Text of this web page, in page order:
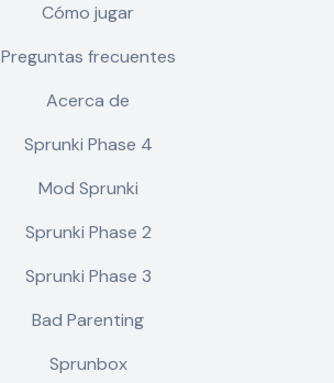
Cómo jugar
Preguntas frecuentes
Acerca de
Sprunki Phase 4
Mod Sprunki
Sprunki Phase 2
Sprunki Phase 3
Bad Parenting
Sprunbox